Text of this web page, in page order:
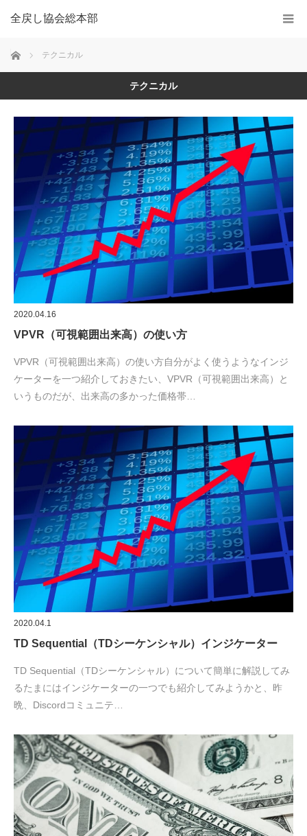
全戻し協会総本部
Home テクニカル
テクニカル
2020.04.16
VPVR（可視範囲出来高）の使い方
VPVR（可視範囲出来高）の使い方自分がよく使うようなインジ
ケーターを一つ紹介しておきたい、VPVR（可視範囲出来高）と
いうものだが、出来高の多かった価格帯…
2020.04.1
TD Sequential（TDシーケンシャル）インジケーター
TD Sequential（TDシーケンシャル）について簡単に解説してみ
るたまにはインジケーターの一つでも紹介してみようかと、昨
晩、Discordコミュニテ…